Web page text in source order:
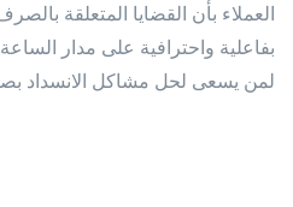
العملاء بأن القضايا المتعلقة
بفاعلية واحترافية على مدار
لمن يسعى لحل مشاكل الانسداد